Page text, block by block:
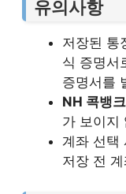
유의사항
저장된 통
식 증명서
증명서를
NH 콕뱅
가 보이지
계좌 선택
저장 전